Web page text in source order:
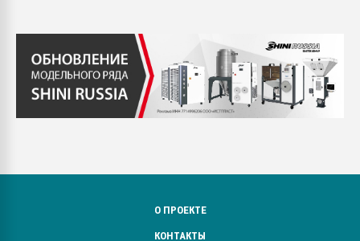
О ПРОЕКТЕ
КОНТАКТЫ